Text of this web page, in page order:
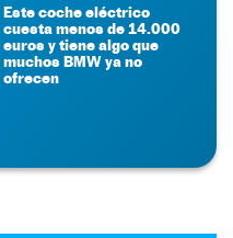
Este coche eléctrico
cuesta menos de 14.000
euros y tiene algo que
muchos BMW ya no
ofrecen